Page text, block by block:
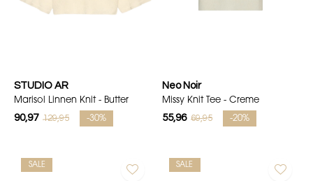
STUDIO AR
Marisol Linnen Knit - Butter
90,97 129,95 -30%
Neo Noir
Missy Knit Tee - Creme
55,96 69,95 -20%
SALE SALE